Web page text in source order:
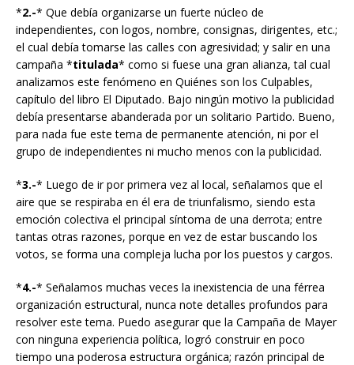
*2.-* Que debía organizarse un fuerte núcleo de
independientes, con logos, nombre, consignas, dirigentes, etc.;
el cual debía tomarse las calles con agresividad; y salir en una
campaña *titulada* como si fuese una gran alianza, tal cual
analizamos este fenómeno en Quiénes son los Culpables,
capítulo del libro El Diputado. Bajo ningún motivo la publicidad
debía presentarse abanderada por un solitario Partido. Bueno,
para nada fue este tema de permanente atención, ni por el
grupo de independientes ni mucho menos con la publicidad.
*3.-* Luego de ir por primera vez al local, señalamos que el
aire que se respiraba en él era de triunfalismo, siendo esta
emoción colectiva el principal síntoma de una derrota; entre
tantas otras razones, porque en vez de estar buscando los
votos, se forma una compleja lucha por los puestos y cargos.
*4.-* Señalamos muchas veces la inexistencia de una férrea
organización estructural, nunca note detalles profundos para
resolver este tema. Puedo asegurar que la Campaña de Mayer
con ninguna experiencia política, logró construir en poco
tiempo una poderosa estructura orgánica; razón principal de